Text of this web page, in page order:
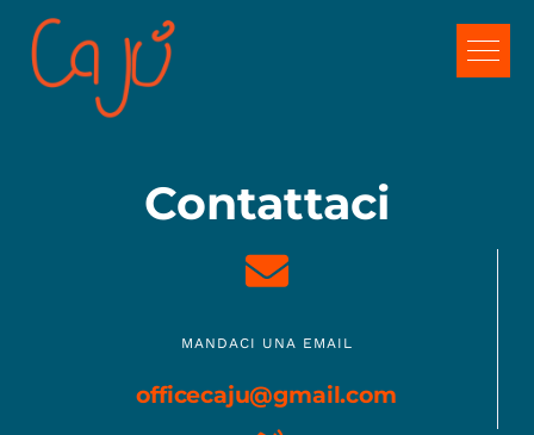
Salta
contenuto
Contattaci
MANDACI UNA EMAIL
officecaju@gmail.com